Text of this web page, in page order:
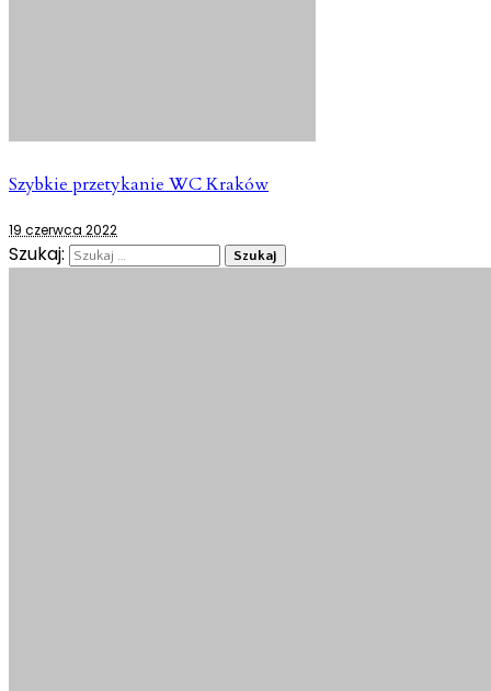
Szybkie przetykanie WC Kraków
19 czerwca 2022
Szukaj: